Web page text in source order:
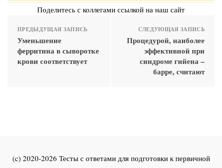
Поделитесь с коллегами ссылкой на наш сайт
ПРЕДЫДУЩАЯ ЗАПИСЬ
Уменьшение
ферритина в сыворотке
крови соответствует
СЛЕДУЮЩАЯ ЗАПИСЬ
Процедурой, наиболее
эффективной при
синдроме гийена –
барре, считают
(c) 2020-2026 Тесты с ответами для подготовки к первичной